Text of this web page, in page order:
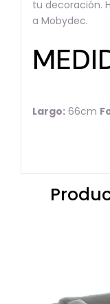
tu decoración.
a Mobydec.
Largo:66cm